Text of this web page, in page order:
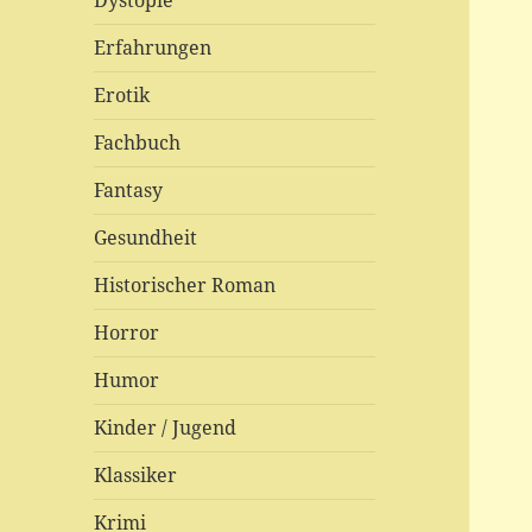
Erfahrungen
Erotik
Fachbuch
Fantasy
Gesundheit
Historischer Roman
Horror
Humor
Kinder / Jugend
Klassiker
Krimi